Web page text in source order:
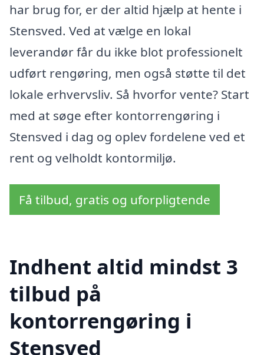
har brug for, er der altid hjælp at hente i
Stensved. Ved at vælge en lokal
leverandør får du ikke blot professionelt
udført rengøring, men også støtte til det
lokale erhvervsliv. Så hvorfor vente? Start
med at søge efter kontorrengøring i
Stensved i dag og oplev fordelene ved et
rent og velholdt kontormiljø.
Få tilbud, gratis og uforpligtende
Indhent altid mindst 3
tilbud på
kontorrengøring i
Stensved